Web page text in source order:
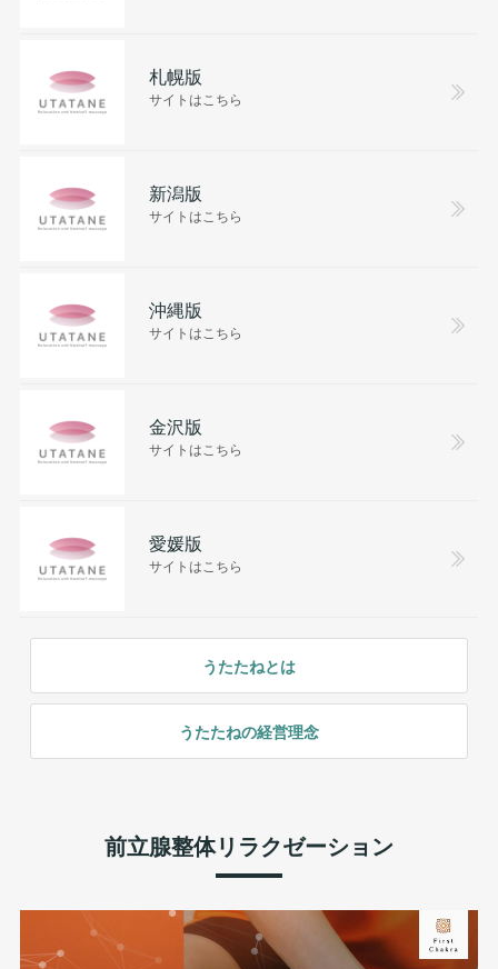
札幌版
サイトはこちら
新潟版
サイトはこちら
沖縄版
サイトはこちら
金沢版
サイトはこちら
愛媛版
サイトはこちら
うたたねとは
うたたねの経営理念
前立腺整体リラクゼーション